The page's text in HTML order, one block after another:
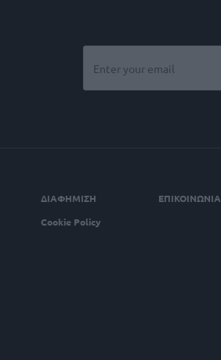
ΔΙΑΦΗΜΙΣΗ
ΕΠΙΚΟΙΝΩΝΙΑ
Cookie Policy